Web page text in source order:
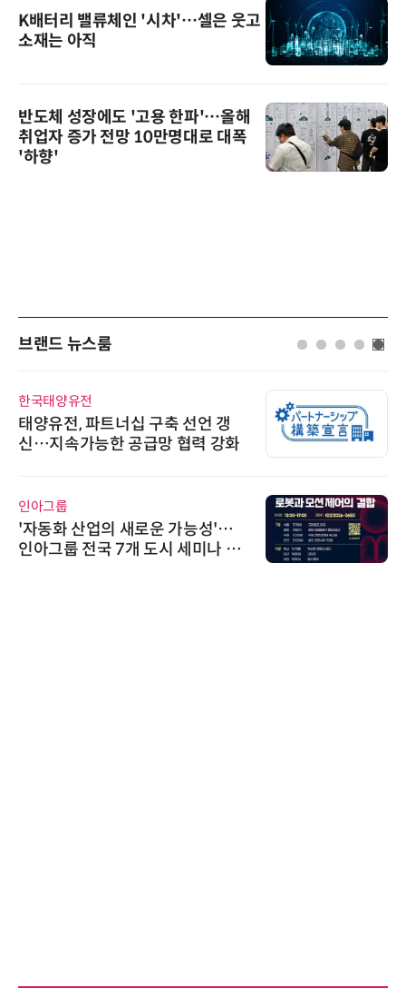
K배터리 밸류체인 '시차'…셀은 웃고
소재는 아직
반도체 성장에도 '고용 한파'…올해
취업자 증가 전망 10만명대로 대폭
'하향'
브랜드 뉴스룸
한국태양유전
태양유전, 파트너십 구축 선언 갱
신…지속가능한 공급망 협력 강화
인아그룹
'자동화 산업의 새로운 가능성'…
인아그룹 전국 7개 도시 세미나 페